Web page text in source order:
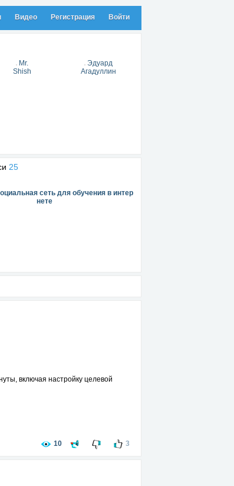
Видео Регистрация Войти
Mr.
Shish
Эдуард
Агадуллин
25
сеть для обучения в интер
нете
включая настройку целевой
10 3